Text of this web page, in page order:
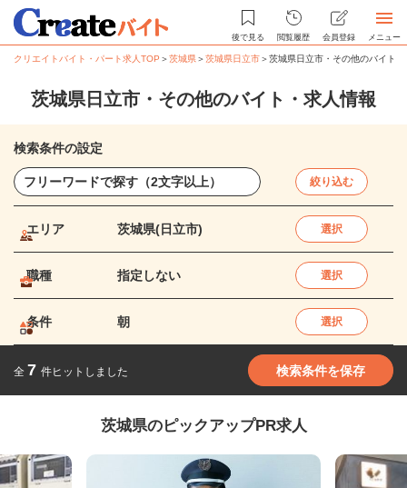
後で見る 閲覧履歴 会員登録 メニュー
クリエイトバイト・パート求人TOP ＞茨城県＞茨城県日立市＞茨城県日立市・その他のバイト
茨城県日立市・その他のバイト・求人情報
検索条件の設定
絞り込む
エリア 茨城県(日立市) 選択
職種 指定しない 選択
条件 朝 選択
全 7 件ヒットしました 検索条件を保存
茨城県のピックアップPR求人